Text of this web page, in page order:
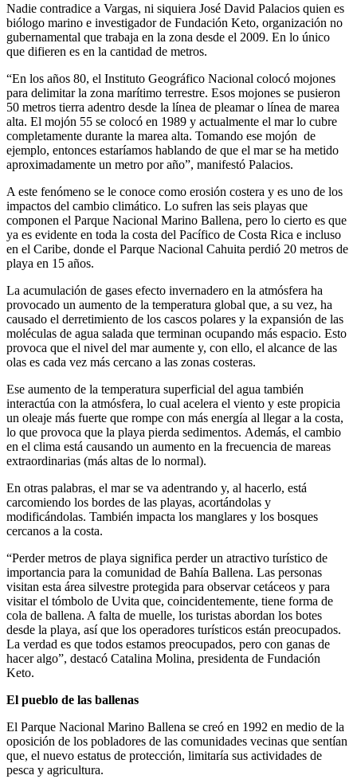
Nadie contradice a Vargas, ni siquiera José David Palacios quien es
biólogo marino e investigador de Fundación Keto, organización no
gubernamental que trabaja en la zona desde el 2009. En lo único
que difieren es en la cantidad de metros.
“En los años 80, el Instituto Geográfico Nacional colocó mojones
para delimitar la zona marítimo terrestre. Esos mojones se pusieron
50 metros tierra adentro desde la línea de pleamar o línea de marea
alta. El mojón 55 se colocó en 1989 y actualmente el mar lo cubre
completamente durante la marea alta. Tomando ese mojón de
ejemplo, entonces estaríamos hablando de que el mar se ha metido
aproximadamente un metro por año”, manifestó Palacios.
A este fenómeno se le conoce como erosión costera y es uno de los
impactos del cambio climático. Lo sufren las seis playas que
componen el Parque Nacional Marino Ballena, pero lo cierto es que
ya es evidente en toda la costa del Pacífico de Costa Rica e incluso
en el Caribe, donde el Parque Nacional Cahuita perdió 20 metros de
playa en 15 años.
La acumulación de gases efecto invernadero en la atmósfera ha
provocado un aumento de la temperatura global que, a su vez, ha
causado el derretimiento de los cascos polares y la expansión de las
moléculas de agua salada que terminan ocupando más espacio. Esto
provoca que el nivel del mar aumente y, con ello, el alcance de las
olas es cada vez más cercano a las zonas costeras.
Ese aumento de la temperatura superficial del agua también
interactúa con la atmósfera, lo cual acelera el viento y este propicia
un oleaje más fuerte que rompe con más energía al llegar a la costa,
lo que provoca que la playa pierda sedimentos. Además, el cambio
en el clima está causando un aumento en la frecuencia de mareas
extraordinarias (más altas de lo normal).
En otras palabras, el mar se va adentrando y, al hacerlo, está
carcomiendo los bordes de las playas, acortándolas y
modificándolas. También impacta los manglares y los bosques
cercanos a la costa.
“Perder metros de playa significa perder un atractivo turístico de
importancia para la comunidad de Bahía Ballena. Las personas
visitan esta área silvestre protegida para observar cetáceos y para
visitar el tómbolo de Uvita que, coincidentemente, tiene forma de
cola de ballena. A falta de muelle, los turistas abordan los botes
desde la playa, así que los operadores turísticos están preocupados.
La verdad es que todos estamos preocupados, pero con ganas de
hacer algo”, destacó Catalina Molina, presidenta de Fundación
Keto.
El pueblo de las ballenas
El Parque Nacional Marino Ballena se creó en 1992 en medio de la
oposición de los pobladores de las comunidades vecinas que sentían
que, el nuevo estatus de protección, limitaría sus actividades de
pesca y agricultura.